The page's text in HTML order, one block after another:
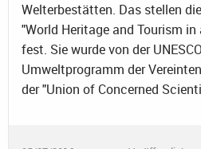
Welterbestätten. Das stellen
"World Heritage and Tourism
fest. Sie wurde von der
Umweltprogramm der
der "Union of Concerned